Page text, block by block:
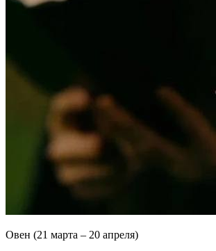
Овен (21 марта – 20 апреля)